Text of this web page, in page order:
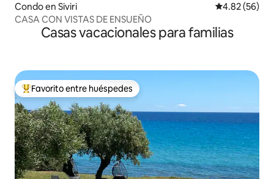
Condo en Siviri Calificación
4.82 (56)
CASA CON VISTAS DE ENSUEÑO
Casas vacacionales para familias
Favorito entre huéspedes preferido
Favorito entre huéspedes